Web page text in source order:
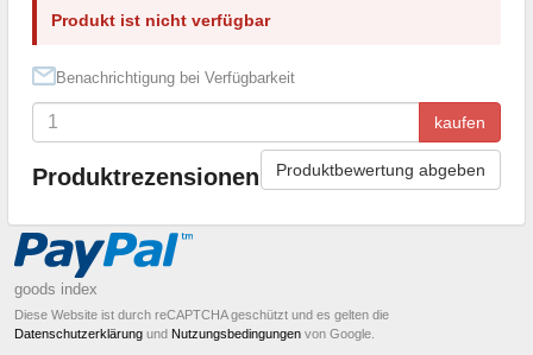
Produkt ist nicht verfügbar
Benachrichtigung bei Verfügbarkeit
kaufen
Produktrezensionen Produktbewertung abgeben
goods index
Diese Website ist durch reCAPTCHA geschützt und es gelten die
Datenschutzerklärung und Nutzungsbedingungen von Google.